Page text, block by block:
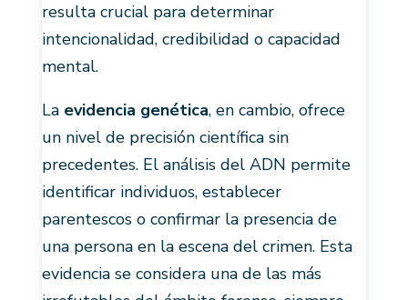
resulta crucial para determinar
intencionalidad, credibilidad o capacidad
mental.
La evidencia genética, en cambio, ofrece
un nivel de precisión científica sin
precedentes. El análisis del ADN permite
identificar individuos, establecer
parentescos o confirmar la presencia de
una persona en la escena del crimen. Esta
evidencia se considera una de las más